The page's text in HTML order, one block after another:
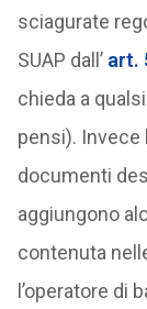
sciagurate
SUAP dall’ art.
chieda a
pensi). Invece
documenti
aggiungono
contenuta
l’operatore di